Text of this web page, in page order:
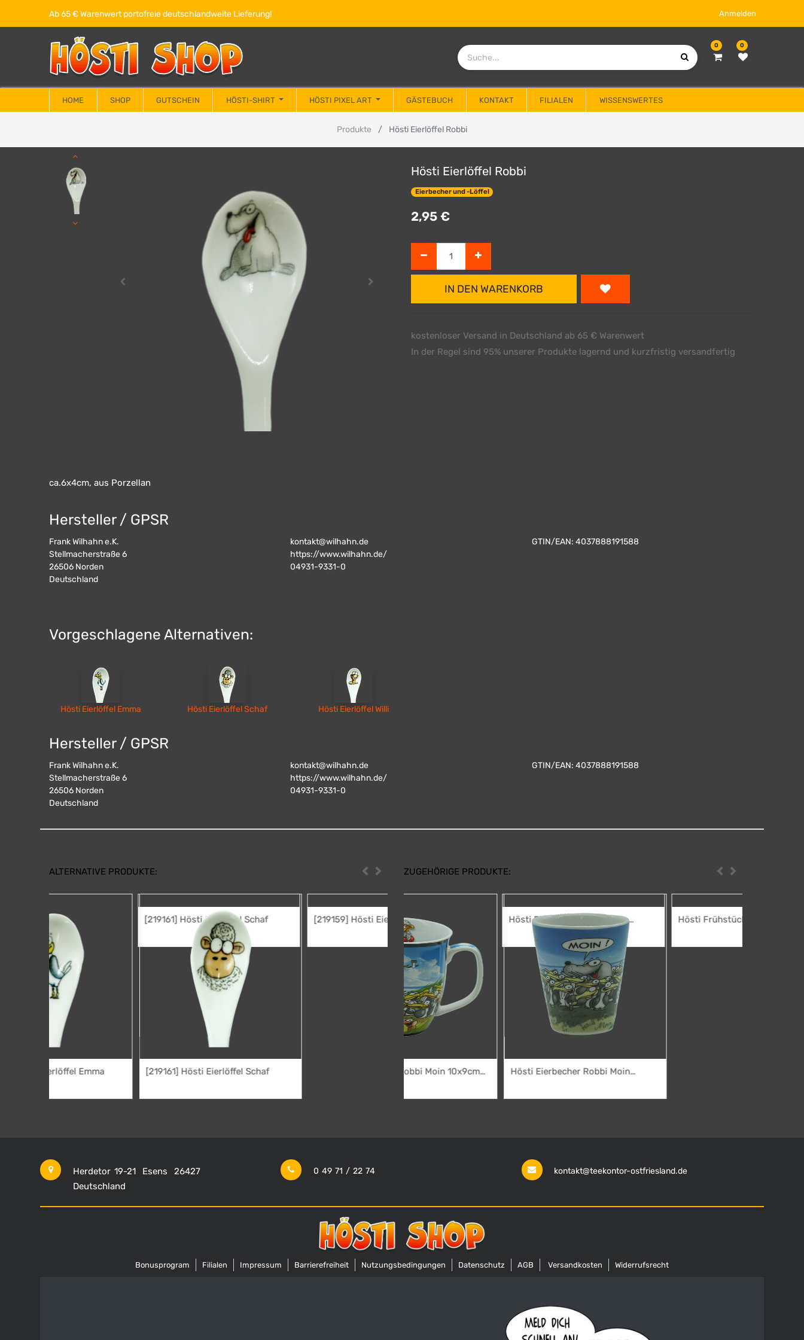
Ab 65 € Warenwert portofreie deutschlandweite Lieferung! Anmelden
0 0
HOME SHOP GUTSCHEIN HÖSTI-SHIRT HÖSTI PIXEL ART GÄSTEBUCH KONTAKT FILIALEN WISSENSWERTES
Produkte Hösti Eierlöffel Robbi
Hösti Eierlöffel Robbi
Eierbecher und -Löffel
2,95 €
IN DEN WARENKORB
kostenloser Versand in Deutschland ab 65 € Warenwert
In der Regel sind 95% unserer Produkte lagernd und kurzfristig versandfertig
ca.6x4cm, aus Porzellan
Hersteller / GPSR
Frank Wilhahn e.K.
Stellmacherstraße 6
26506 Norden
Deutschland
kontakt@wilhahn.de
https://www.wilhahn.de/
04931-9331-0
GTIN/EAN: 4037888191588
Vorgeschlagene Alternativen:
Hösti Eierlöffel Emma Hösti Eierlöffel Schaf Hösti Eierlöffel Willi
Hersteller / GPSR
Frank Wilhahn e.K.
Stellmacherstraße 6
26506 Norden
Deutschland
kontakt@wilhahn.de
https://www.wilhahn.de/
04931-9331-0
GTIN/EAN: 4037888191588
ALTERNATIVE PRODUKTE: ZurückWeiter
[219161] Hösti Eierlöffel Schaf
[219159] Hösti Eierlöffel Willi
2,95 €
ZUGEHÖRIGE PRODUKTE: ZurückWeiter
Hösti Eierbecher Robbi Moin
Hösti Frühstücksbrett Robbi Moin
7,95€
Herdetor 19-21 Esens
26427
Deutschland
0 49 71 / 22 74 kontakt@teekontor-ostfriesland.de
Bonusprogram Filialen Impressum Barrierefreiheit Nutzungsbedingungen Datenschutz AGB Versandkosten Widerrufsrecht